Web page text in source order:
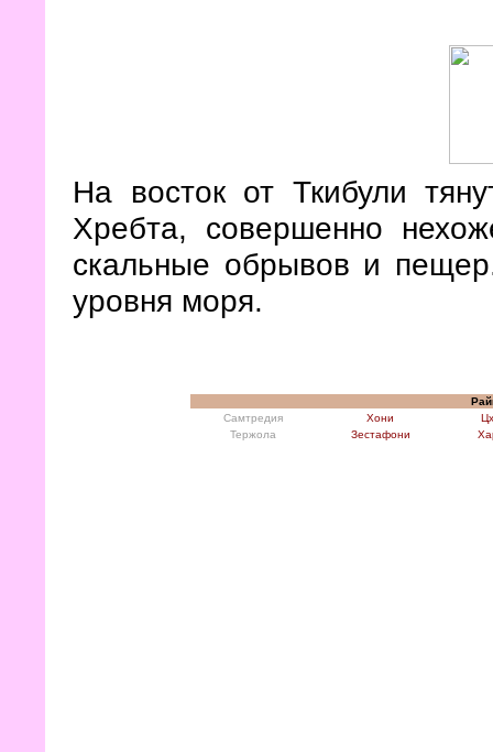
На восток от Ткибули
Хребта, совершенно
скальные обрывов и
уровня моря.
Самтредия
Хони
Тержола
Зестафони